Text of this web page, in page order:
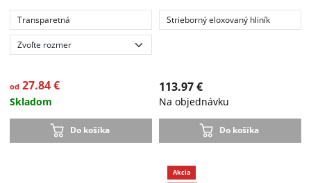
Akcia
Transparetná
od27.84 €
Skladom
Do košíka
Strieborný eloxovaný hliník
113.97 €
Na objednávku
Do košíka